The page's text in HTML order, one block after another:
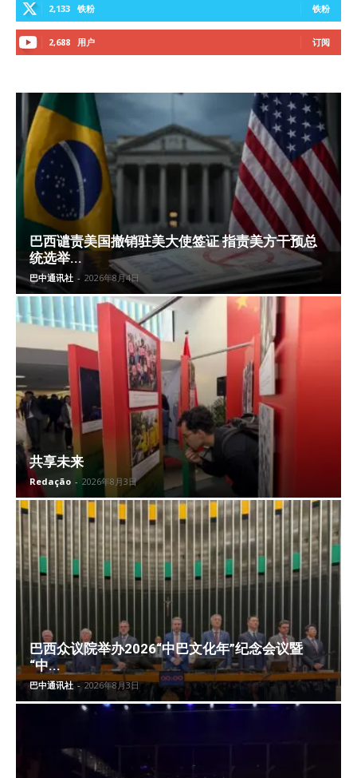
2,133 铁粉 铁粉
2,688 用户 订阅
巴西谴责美国撤销驻美大使签证 指责美方干预总
统选举...
巴中通讯社 - 2026年8月4日
共享未来
Redação - 2026年8月3日
巴西众议院举办2026“中巴文化年”纪念会议暨
“中...
巴中通讯社 - 2026年8月3日